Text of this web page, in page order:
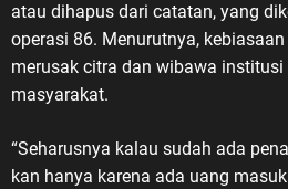
atau dihapus dari catatan, yang
operasi 86. Menurutnya,
merusak citra dan wibawa
masyarakat.
“Seharusnya kalau sudah ada
kan hanya karena ada uang